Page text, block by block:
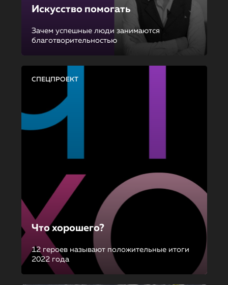
Искусство помогать
Зачем успешные люди занимаются
благотворительностью
СПЕЦПРОЕКТ
Что хорошего?
12 героев называют положительные итоги
2022 года